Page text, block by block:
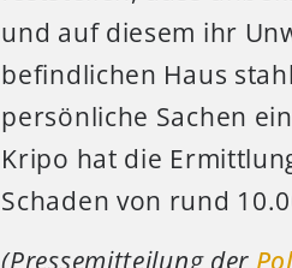
und auf diesem ihr
befindlichen Haus
persönliche Sachen
Kripo hat die
Schaden von rund
(Pressemitteilung der